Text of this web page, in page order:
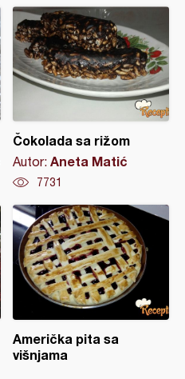
Čokolada sa rižom
Autor: Aneta Matić
7731
Američka pita sa
višnjama